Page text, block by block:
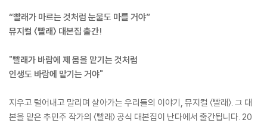
“빨래가 마르는 것처럼 눈물도 마를 거야”
뮤지컬 〈빨래〉 대본집 출간!
"빨래가 바람에 제 몸을 맡기는 것처럼
인생도 바람에 맡기는 거야"
지우고 털어내고 말리며 살아가는 우리들의 이야기, 뮤지컬 〈빨래〉. 그 대
본을 맡은 추민주 작가의 〈빨래〉 공식 대본집이 난다에서 출간됩니다. 20